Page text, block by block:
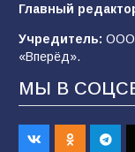
спортивного
90
Командовал
Евгений
Главный
Учредитель: ООО
«Вперёд».
МЫ В